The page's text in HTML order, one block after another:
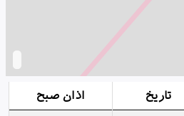
تاریخ
اذان صبح